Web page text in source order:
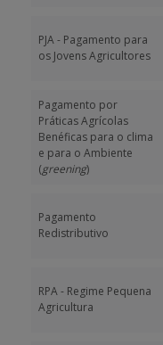
PJA - Pagamento para
os Jovens Agricultores
Pagamento por
Práticas Agrícolas
Benéficas para o clima
e para o Ambiente
(greening)
Pagamento
Redistributivo
RPA - Regime Pequena
Agricultura